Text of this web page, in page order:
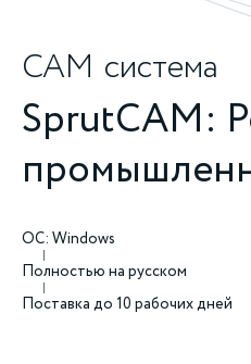
CAM система
SprutCAM:
ОС: Windows
Полностью на русском
Поставка до 10 рабочих дней